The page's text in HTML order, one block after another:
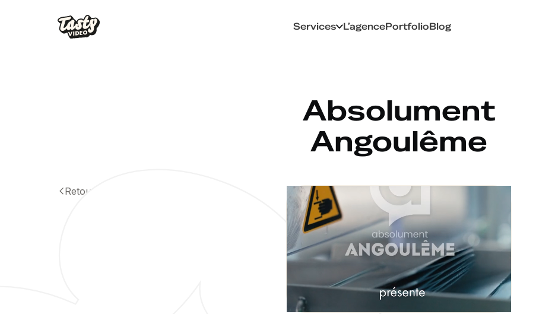
Services L’agencePortfolioBlog
Absolument
Angoulême
Retour